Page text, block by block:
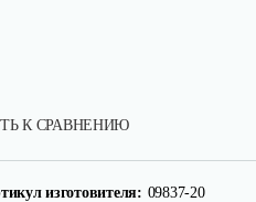
К СРАВНЕНИЮ
изготовителя: 09837-20